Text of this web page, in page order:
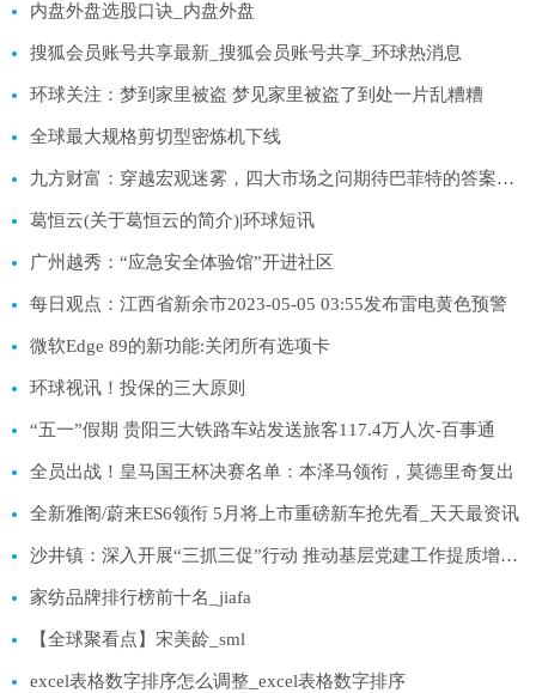
内盘外盘选股口诀_内盘外盘
搜狐会员账号共享最新_搜狐会员账号共享_环球热消息
环球关注：梦到家里被盗 梦见家里被盗了到处一片乱糟糟
全球最大规格剪切型密炼机下线
九方财富：穿越宏观迷雾，四大市场之问期待巴菲特的答案——2023年伯克希尔股东大会前瞻 天天看热讯
葛恒云(关于葛恒云的简介)|环球短讯
广州越秀：“应急安全体验馆”开进社区
每日观点：江西省新余市2023-05-05 03:55发布雷电黄色预警
微软Edge 89的新功能:关闭所有选项卡
环球视讯！投保的三大原则
“五一”假期 贵阳三大铁路车站发送旅客117.4万人次-百事通
全员出战！皇马国王杯决赛名单：本泽马领衔，莫德里奇复出
全新雅阁/蔚来ES6领衔 5月将上市重磅新车抢先看_天天最资讯
沙井镇：深入开展“三抓三促”行动 推动基层党建工作提质增效-环球快资讯
家纺品牌排行榜前十名_jiafa
【全球聚看点】宋美龄_sml
excel表格数字排序怎么调整_excel表格数字排序